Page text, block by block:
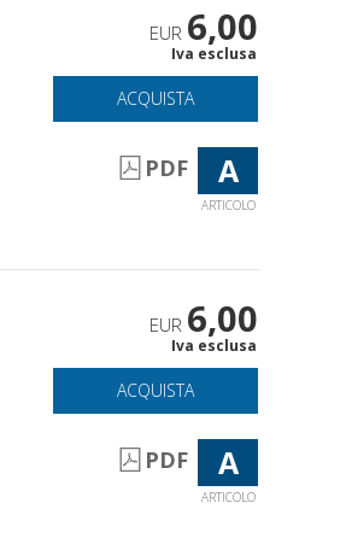
EUR 6,00
Iva esclusa
ACQUISTA
PDF A
ARTICOLO
EUR 6,00
Iva esclusa
ACQUISTA
PDF A
ARTICOLO